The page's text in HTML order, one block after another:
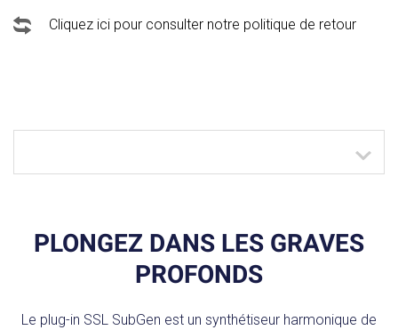
Cliquez ici pour consulter notre politique de retour
PLONGEZ DANS LES GRAVES
PROFONDS
Le plug-in SSL SubGen est un synthétiseur harmonique de